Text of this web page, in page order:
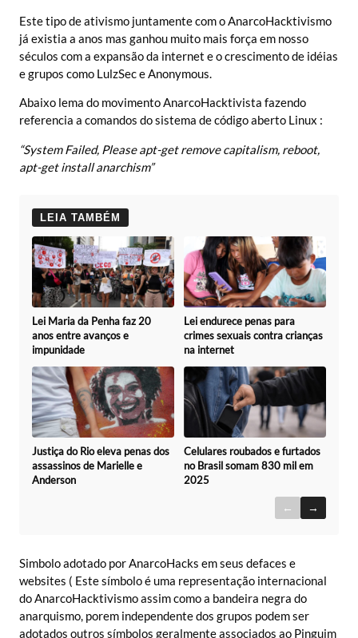
Este tipo de ativismo juntamente com o AnarcoHacktivismo
já existia a anos mas ganhou muito mais força em nosso
séculos com a expansão da internet e o crescimento de idéias
e grupos como LulzSec e Anonymous.
Abaixo lema do movimento AnarcoHacktivista fazendo
referencia a comandos do sistema de código aberto Linux :
“System Failed, Please apt-get remove capitalism, reboot,
apt-get install anarchism”
LEIA TAMBÉM
Lei Maria da Penha faz 20
anos entre avanços e
impunidade
Lei endurece penas para
crimes sexuais contra crianças
na internet
Justiça do Rio eleva penas dos
assassinos de Marielle e
Anderson
Celulares roubados e furtados
no Brasil somam 830 mil em
2025
← →
Simbolo adotado por AnarcoHacks em seus defaces e
websites ( Este símbolo é uma representação internacional
do AnarcoHacktivismo assim como a bandeira negra do
anarquismo, porem independente dos grupos podem ser
adotados outros símbolos geralmente associados ao Pinguim